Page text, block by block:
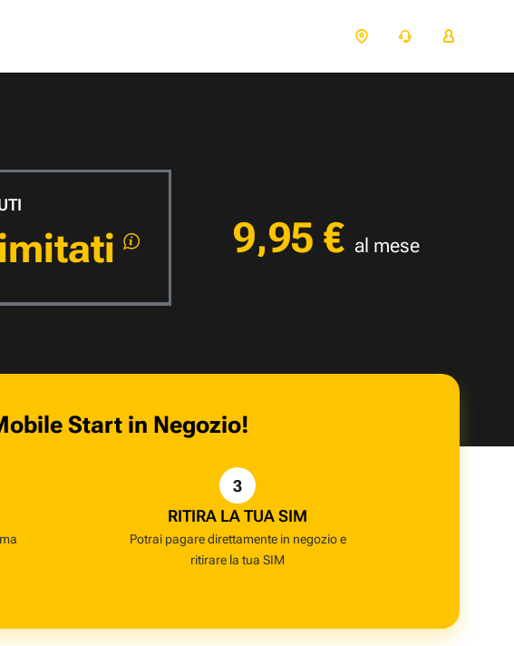
9,95 € al mese
Start in Negozio!
3
RITIRA LA TUA SIM
Potrai pagare direttamente in negozio e
ritirare la tua SIM